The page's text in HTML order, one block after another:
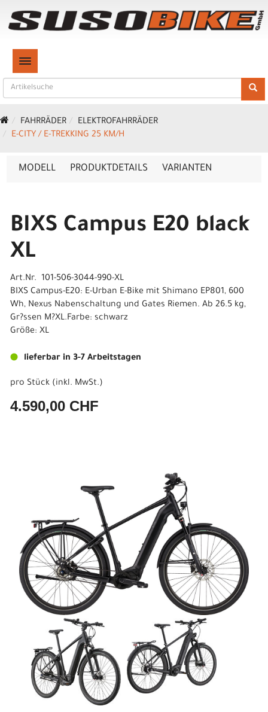
TOGGLE NAVIGATION
FAHRRÄDER
ELEKTROFAHRRÄDER
E-CITY / E-TREKKING 25 KM/H
MODELL PRODUKTDETAILS VARIANTEN
BIXS Campus E20 black
XL
Art.Nr. 101-506-3044-990-XL
BIXS Campus-E20: E-Urban E-Bike mit Shimano EP801, 600
Wh, Nexus Nabenschaltung und Gates Riemen. Ab 26.5 kg,
Gr?ssen M?XL.Farbe: schwarz
Größe: XL
lieferbar in 3-7 Arbeitstagen
pro Stück (inkl. MwSt.)
4.590,00 CHF